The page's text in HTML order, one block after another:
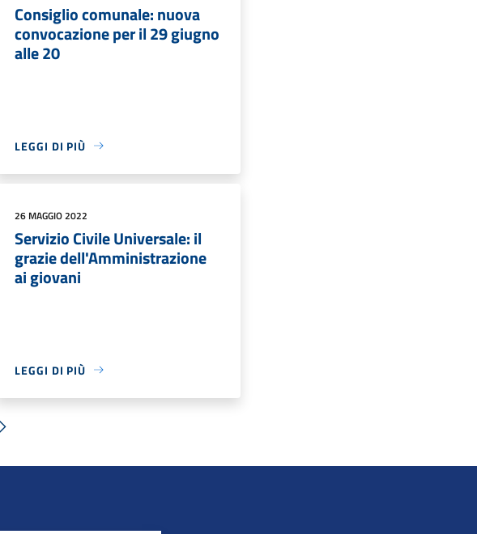
Consiglio comunale: nuova
convocazione per il 29 giugno
alle 20
LEGGI DI PIÙ
26 MAGGIO 2022
Servizio Civile Universale: il
grazie dell'Amministrazione
ai giovani
LEGGI DI PIÙ
Successiva »